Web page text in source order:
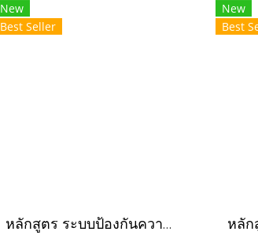
New
Best Seller
หลักสูตร ระบบป้องกันความผิดพลาด POKA YOKE
New
Best